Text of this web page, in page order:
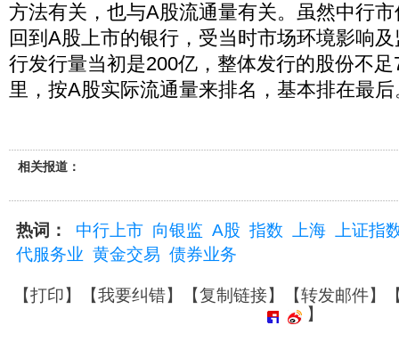
方法有关，也与A股流通量有关。虽然中行
回到A股上市的银行，受当时市场环境影响
行发行量当初是200亿，整体发行的股份不
里，按A股实际流通量来排名，基本排在最后
相关报道：
热词： 中行上市 向银监 A股 指数 上海
上证指
代服务业 黄金交易 债券业务
【打印】【我要纠错】【复制链接】【转发邮件】
】